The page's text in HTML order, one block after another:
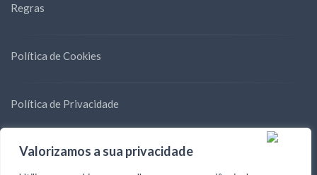
Valorizamos a sua privacidade
Regras
Política de Cookies
Política de Privacidade
Blog